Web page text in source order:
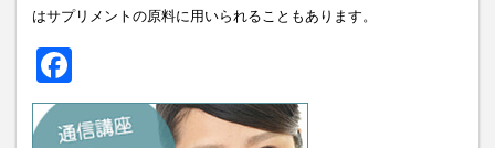
はサプリメントの原料に用いられることもあります。